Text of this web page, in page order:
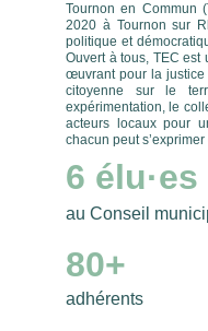
80+
adhérents
Tournon en Commun
2020 à Tournon sur
politique et
Ouvert à tous, TEC est
œuvrant pour la justice
citoyenne sur le
expérimentation, le
acteurs locaux pour
chacun peut
6 élu·es
au Conseil